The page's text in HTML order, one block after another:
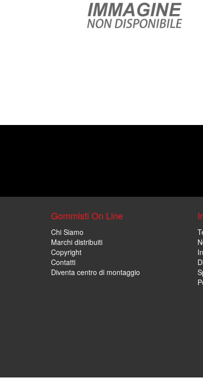
Gommisti On Line
Chi Siamo
Marchi distribuiti
Copyright
Contatti
Diventa centro di montaggio